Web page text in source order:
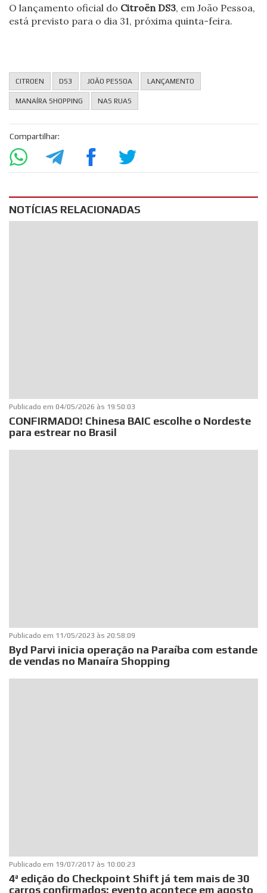
O lançamento oficial do Citroën DS3, em João Pessoa,
está previsto para o dia 31, próxima quinta-feira.
CITROEN DS3 JOÃO PESSOA LANÇAMENTO
MANAÍRA SHOPPING NAS RUAS
Compartilhar:
NOTÍCIAS RELACIONADAS
Publicado em 04/05/2026 às 19:50:03
CONFIRMADO! Chinesa BAIC escolhe o Nordeste
para estrear no Brasil
Publicado em 11/05/2023 às 20:58:09
Byd Parvi inicia operação na Paraíba com estande
de vendas no Manaíra Shopping
Publicado em 19/07/2017 às 10:00:23
4ª edição do Checkpoint Shift já tem mais de 30
carros confirmados; evento acontece em agosto